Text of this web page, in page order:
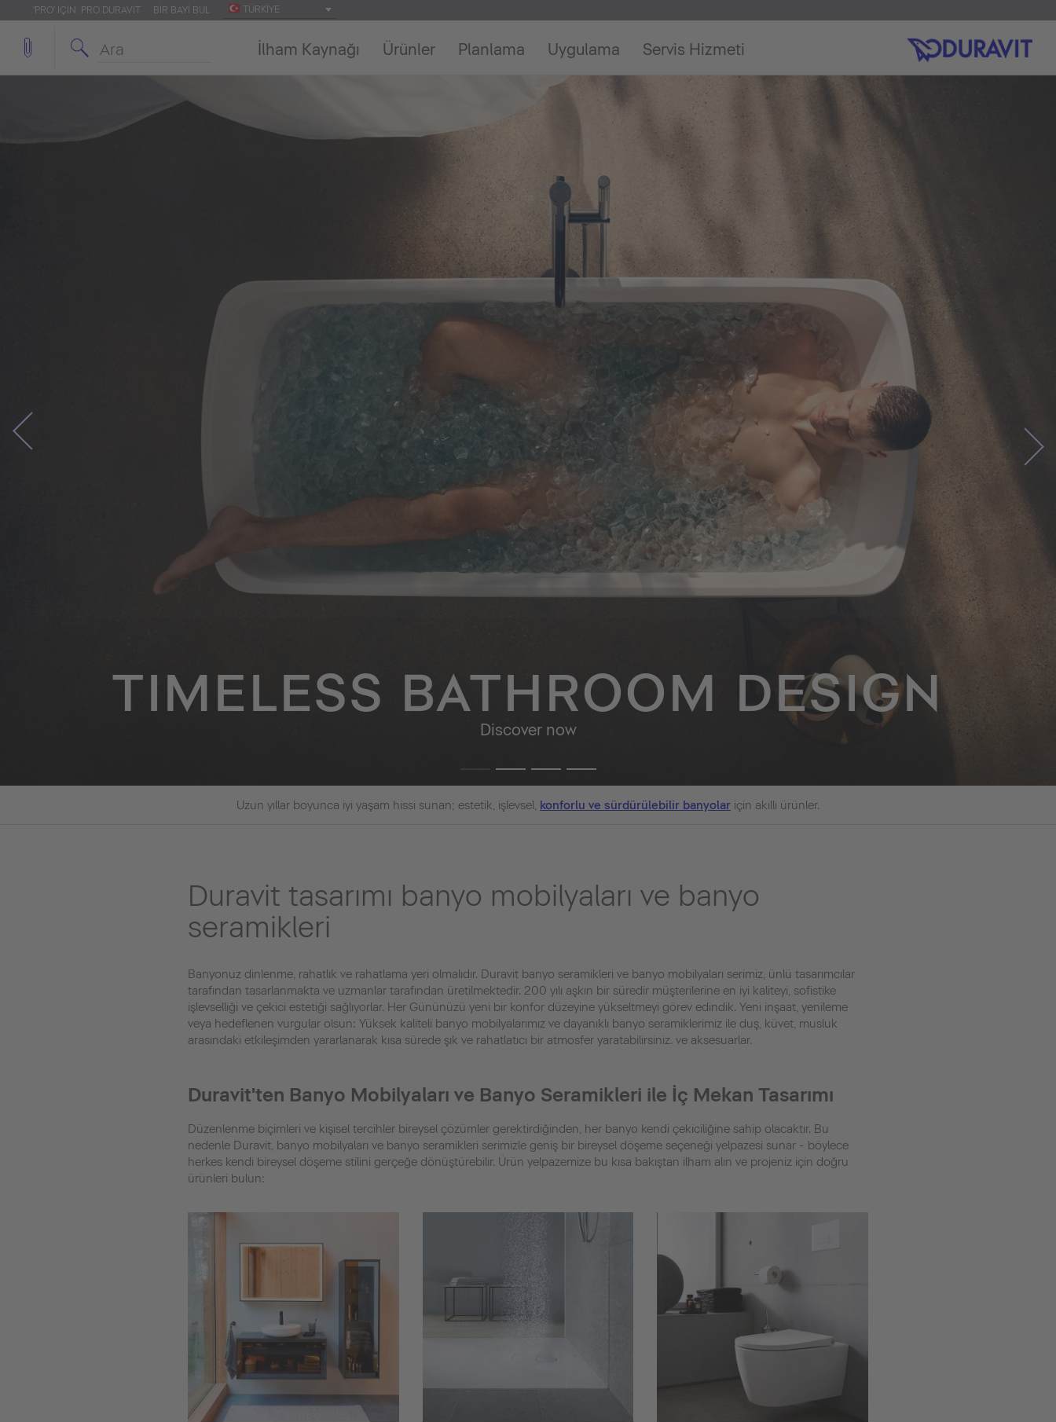
'PRO' IÇIN: PRO.DURAVIT BIR BAYI BUL TÜRKIYE
İlham Kaynağı Ürünler Planlama Uygulama Servis Hizmeti
TIMELESS BATHROOM DESIGN
Discover now
Uzun yıllar boyunca iyi yaşam hissi sunan; estetik, işlevsel, konforlu ve sürdürülebilir banyolar için akıllı ürünler.
Duravit tasarımı banyo mobilyaları ve banyo
seramikleri
Banyonuz dinlenme, rahatlık ve rahatlama yeri olmalıdır. Duravit banyo seramikleri ve banyo mobilyaları serimiz, ünlü tasarımcılar
tarafından tasarlanmakta ve uzmanlar tarafından üretilmektedir. 200 yılı aşkın bir süredir müşterilerine en iyi kaliteyi, sofistike
işlevselliği ve çekici estetiği sağlıyorlar. Her Gününüzü yeni bir konfor düzeyine yükseltmeyi görev edindik. Yeni inşaat, yenileme
veya hedeflenen vurgular olsun: Yüksek kaliteli banyo mobilyalarımız ve dayanıklı banyo seramiklerimiz ile duş, küvet, musluk
arasındaki etkileşimden yararlanarak kısa sürede şık ve rahatlatıcı bir atmosfer yaratabilirsiniz. ve aksesuarlar.
Duravit'ten Banyo Mobilyaları ve Banyo Seramikleri ile İç Mekan Tasarımı
Düzenlenme biçimleri ve kişisel tercihler bireysel çözümler gerektirdiğinden, her banyo kendi çekiciliğine sahip olacaktır. Bu
nedenle Duravit, banyo mobilyaları ve banyo seramikleri serimizle geniş bir bireysel döşeme seçeneği yelpazesi sunar - böylece
herkes kendi bireysel döşeme stilini gerçeğe dönüştürebilir. Ürün yelpazemize bu kısa bakıştan ilham alın ve projeniz için doğru
ürünleri bulun: